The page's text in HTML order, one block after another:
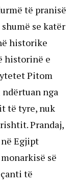
të pranisë
se katër
historike
historinë e
Pitom
ndërtuan nga
të tyre, nuk
Prandaj,
Egjipt
së
të